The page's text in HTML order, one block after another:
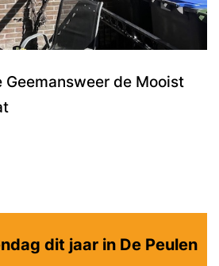
Geemansweer de Mooist
dit jaar in De Peulen